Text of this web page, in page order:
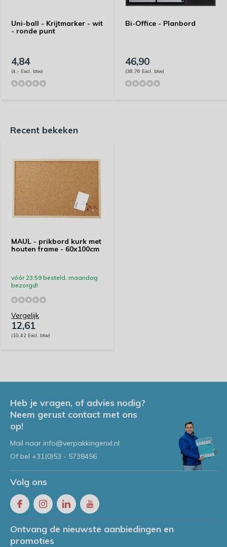
Uni-ball - Krijtmarker - wit
- ronde punt
4,84
(4,- Excl. btw)
Bi-Office - Planbord
46,90
(38,76 Excl. btw)
Recent bekeken
MAUL - prikbord kurk met
houten frame - 60x100cm
vóór 23:59 besteld, maandag
bezorgd!
Vergelijk
12,61
(10,42 Excl. btw)
Heb je vragen, of advies nodig?
Neem gerust contact met ons
op!
Mail naar info@verpakkingenxl.nl
Of bel +31(0)53 - 5738456
Volg ons
Ontvang de nieuwste aanbiedingen en
promoties